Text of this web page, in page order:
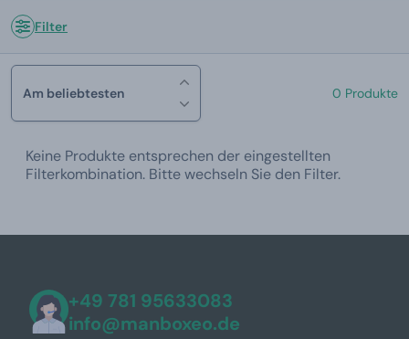
Filter
Am beliebtesten 0 Produkte
Keine Produkte entsprechen der eingestellten
Filterkombination. Bitte wechseln Sie den Filter.
+49 781 95633083
info@manboxeo.de